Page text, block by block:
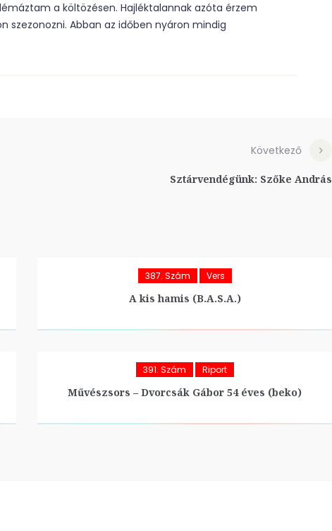
a költözésen. Hajléktalannak azóta érzem
Abban az időben nyáron mindig
Következő
Sztárvendégünk: Szőke András
387. Szám Vers
A kis hamis (B.A.S.A.)
391. Szám Riport
Művészsors – Dvorcsák Gábor 54 éves (beko)